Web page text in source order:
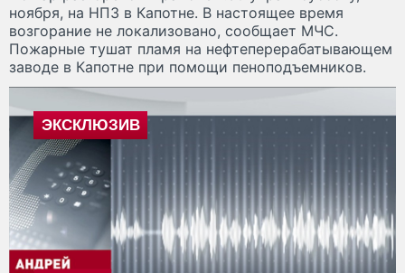
ноября, на НПЗ в Капотне. В настоящее время
возгорание не локализовано, сообщает МЧС.
Пожарные тушат пламя на нефтеперерабатывающем
заводе в Капотне при помощи пеноподъемников.